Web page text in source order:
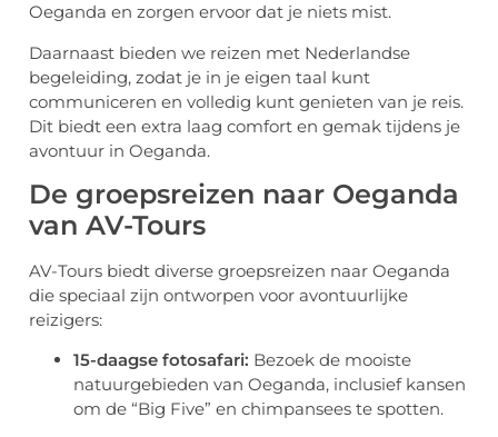
Oeganda en zorgen ervoor dat je niets mist.
Daarnaast bieden we reizen met Nederlandse
begeleiding, zodat je in je eigen taal kunt
communiceren en volledig kunt genieten van je reis.
Dit biedt een extra laag comfort en gemak tijdens je
avontuur in Oeganda.
De groepsreizen naar Oeganda
van AV-Tours
AV-Tours biedt diverse groepsreizen naar Oeganda
die speciaal zijn ontworpen voor avontuurlijke
reizigers:
15-daagse fotosafari: Bezoek de mooiste
natuurgebieden van Oeganda, inclusief kansen
om de “Big Five” en chimpansees te spotten.